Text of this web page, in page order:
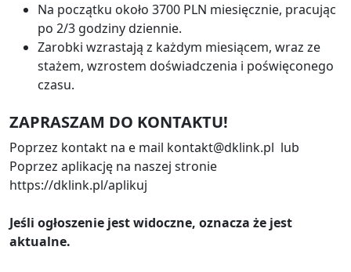
Na początku około 3700 PLN miesięcznie, pracując
po 2/3 godziny dziennie.
Zarobki wzrastają z każdym miesiącem, wraz ze
stażem, wzrostem doświadczenia i poświęconego
czasu.
ZAPRASZAM DO KONTAKTU!
Poprzez kontakt na e mail kontakt@dklink.pl lub
Poprzez aplikację na naszej stronie
https://dklink.pl/aplikuj
Jeśli ogłoszenie jest widoczne, oznacza że jest
aktualne.